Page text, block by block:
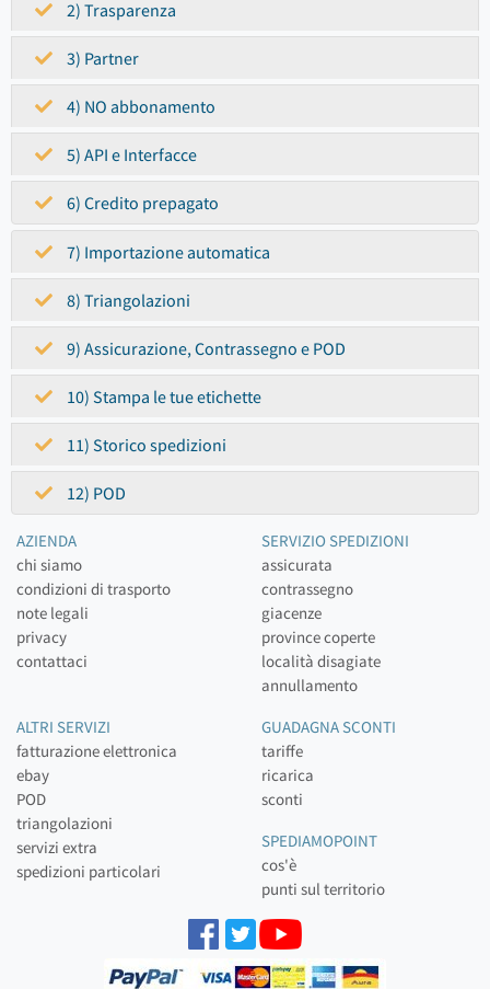
2) Trasparenza
3) Partner
4) NO abbonamento
5) API e Interfacce
6) Credito prepagato
7) Importazione automatica
8) Triangolazioni
9) Assicurazione, Contrassegno e POD
10) Stampa le tue etichette
11) Storico spedizioni
12) POD
AZIENDA
chi siamo
condizioni di trasporto
note legali
privacy
contattaci
SERVIZIO SPEDIZIONI
assicurata
contrassegno
giacenze
province coperte
località disagiate
annullamento
ALTRI SERVIZI
fatturazione elettronica
ebay
POD
triangolazioni
servizi extra
spedizioni particolari
GUADAGNA SCONTI
tariffe
ricarica
sconti
SPEDIAMOPOINT
cos'è
punti sul territorio